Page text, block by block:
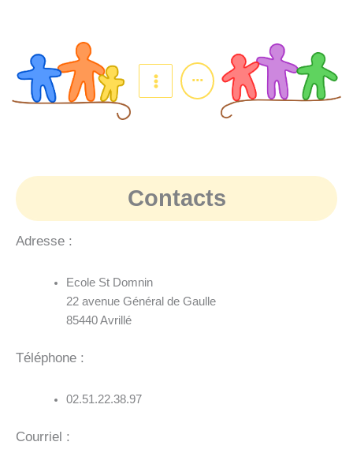
...
Contacts
Adresse :
Ecole St Domnin
22 avenue Général de Gaulle
85440 Avrillé
Téléphone :
02.51.22.38.97
Courriel :